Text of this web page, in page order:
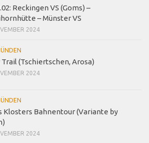
Reckingen VS (Goms) –
– Münster VS
2024
Trail (Tschiertschen, Arosa)
2024
Klosters Bahnentour (Variante by
2024